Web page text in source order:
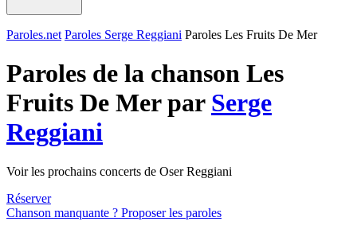
Paroles.net Paroles Serge Reggiani Paroles Les Fruits De Mer
Paroles de la chanson Les
Fruits De Mer par Serge
Reggiani
Voir les prochains concerts de Oser Reggiani
Réserver
Chanson manquante ? Proposer les paroles